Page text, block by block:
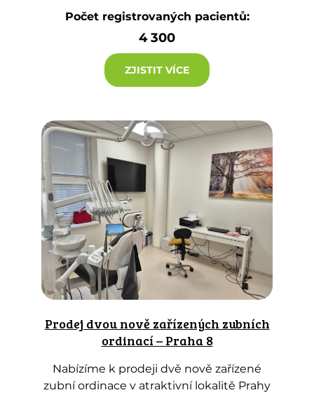
Počet registrovaných pacientů:
4 300
ZJISTIT VÍCE
Prodej dvou nově zařízených zubních
ordinací – Praha 8
Nabízíme k prodeji dvě nově zařízené
zubní ordinace v atraktivní lokalitě Prahy